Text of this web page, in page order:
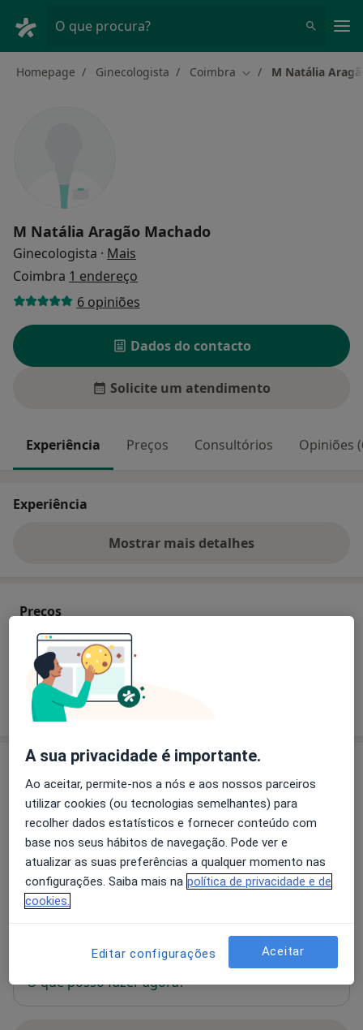
O que procura?
Homepage Ginecologista Coimbra Mudar de cidade
M Natália
M Natália Aragão Machado
Ginecologista · Mais
Coimbra 1 endereço
6 opiniões
Dados do contacto
Solicite um atendimento
Experiência Preços Consultórios Opiniões
Experiência
Mostrar mais detalhes
sobre a experiência
Preços
Sem informação sobre serviços e preços
Este especialista ainda não adicionou nenhuma
informação sobre serviços
Consultório
Consultório privado
Rua de Olivença. nº 11 - 3º andar - sala 304,
Coimbra
Ampliar o mapa
Este especialista não disponibiliza reservas online
nesta morada
O que posso fazer agora?
A sua privacidade é importante.
Ao aceitar, permite-nos a nós e aos nossos parceiros
utilizar cookies (ou tecnologias semelhantes) para
recolher dados estatísticos e fornecer conteúdo com
base nos seus hábitos de navegação. Pode ver e
atualizar as suas preferências a qualquer momento nas
configurações. Saiba mais na política de privacidade e de
cookies.
Editar configurações Aceitar